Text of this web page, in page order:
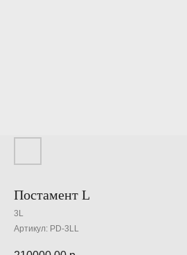
Постамент L
3L
Артикул: PD-3LL